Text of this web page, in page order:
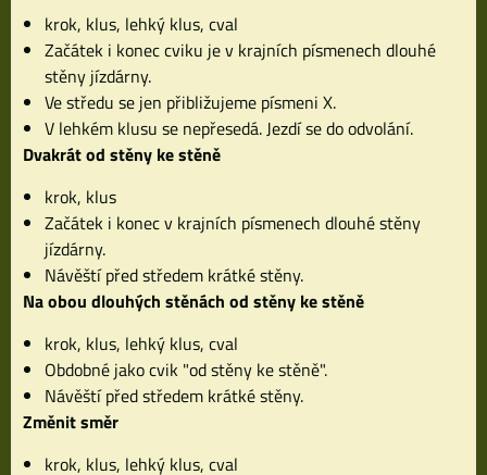
krok, klus, lehký klus, cval
Začátek i konec cviku je v krajních písmenech dlouhé
stěny jízdárny.
Ve středu se jen přibližujeme písmeni X.
V lehkém klusu se nepřesedá. Jezdí se do odvolání.
Dvakrát od stěny ke stěně
krok, klus
Začátek i konec v krajních písmenech dlouhé stěny
jízdárny.
Návěští před středem krátké stěny.
Na obou dlouhých stěnách od stěny ke stěně
krok, klus, lehký klus, cval
Obdobné jako cvik "od stěny ke stěně".
Návěští před středem krátké stěny.
Změnit směr
krok, klus, lehký klus, cval